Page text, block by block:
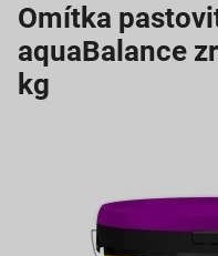
Omítka
aquaBalance
kg